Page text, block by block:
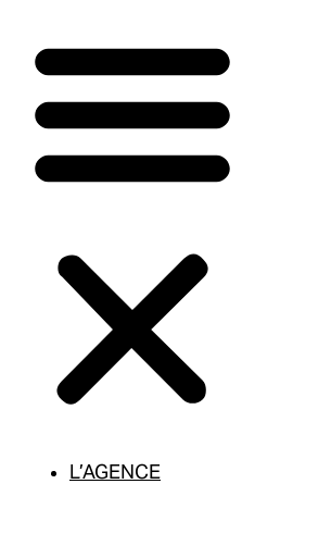
L’AGENCE